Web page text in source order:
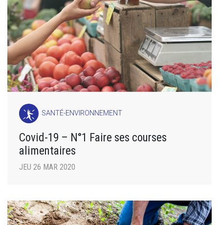
SANTÉ-ENVIRONNEMENT
Covid-19 – N°1 Faire ses courses
alimentaires
JEU 26 MAR 2020